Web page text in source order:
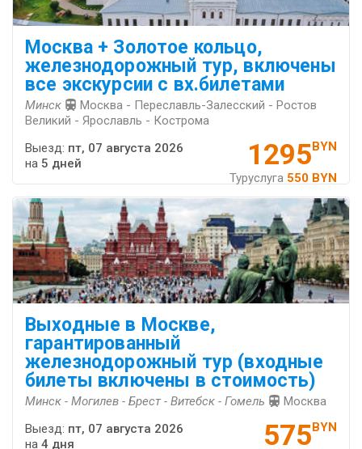
Москва + Золотое кольцо,
железнодорожный тур, включены
все экскурсии с вх.билетами
Минск
Москва - Переславль-Залесский - Ростов
Великий - Ярославль - Кострома
1295BYN
Туруслуга 550 BYN
Выезд: пт, 07 августа 2026
на 5 дней
Выходные в Москве,
гарантированный
железнодорожный тур (входные
билеты включены в стоимость)
Минск - Могилев - Брест - Витебск - Гомель Москва
575BYN
Выезд: пт, 07 августа 2026
на 4 дня